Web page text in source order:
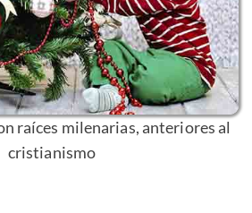
raíces milenarias, anteriores al
cristianismo